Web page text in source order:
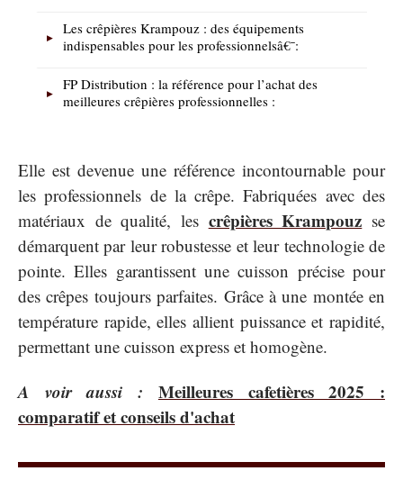
Les crêpières Krampouz : des équipements
indispensables pour les professionnelsâ€¯:
FP Distribution : la référence pour l’achat des
meilleures crêpières professionnelles :
Elle est devenue une référence incontournable pour
les professionnels de la crêpe. Fabriquées avec des
matériaux de qualité, les crêpières Krampouz se
démarquent par leur robustesse et leur technologie de
pointe. Elles garantissent une cuisson précise pour
des crêpes toujours parfaites. Grâce à une montée en
température rapide, elles allient puissance et rapidité,
permettant une cuisson express et homogène.
A voir aussi :
Meilleures cafetières 2025 :
comparatif et conseils d'achat